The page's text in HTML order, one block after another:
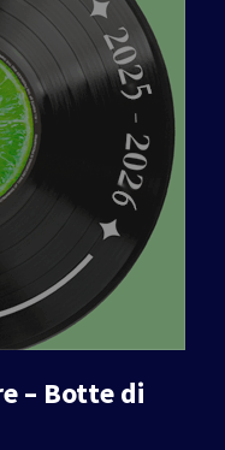
– Botte di